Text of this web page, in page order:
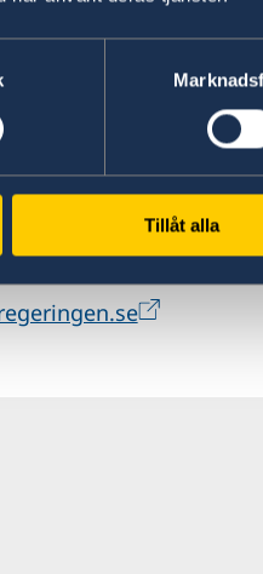
Tillåt alla
flygtransporter
givare. I Syrien
och
kapacitet